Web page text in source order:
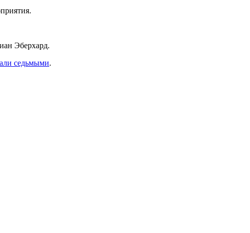
Эберхард.
седьмыми.